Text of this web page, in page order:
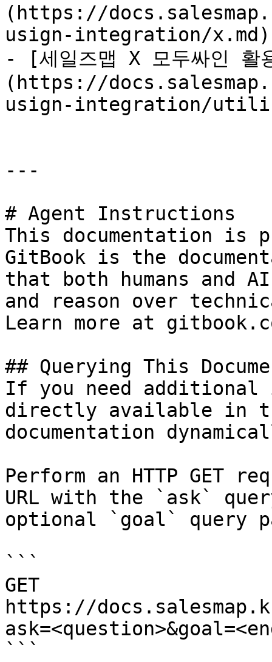
(https://
usign-integration/x.md)
- [세일즈맵 X 모두싸인 활
(https://
usign-integration/
---
# Agent Instructions
This documentation is
GitBook is the
that both humans and
and reason over
Learn more at
## Querying This
If you need
directly available in
documentation
Perform an HTTP GET
URL with the `ask`
optional `goal` query
```
GET
https://
```